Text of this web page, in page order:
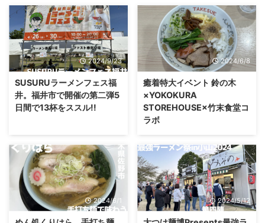
2024/9/23
SUSURUラーメンフェス福
井。福井市で開催の第二弾5
日間で13杯をススル!!
2024/6/8
癒着特大イベント 鈴の木
×YOKOKURA
STOREHOUSE×竹末食堂コ
ラボ
2024/6/1 2024/5/12